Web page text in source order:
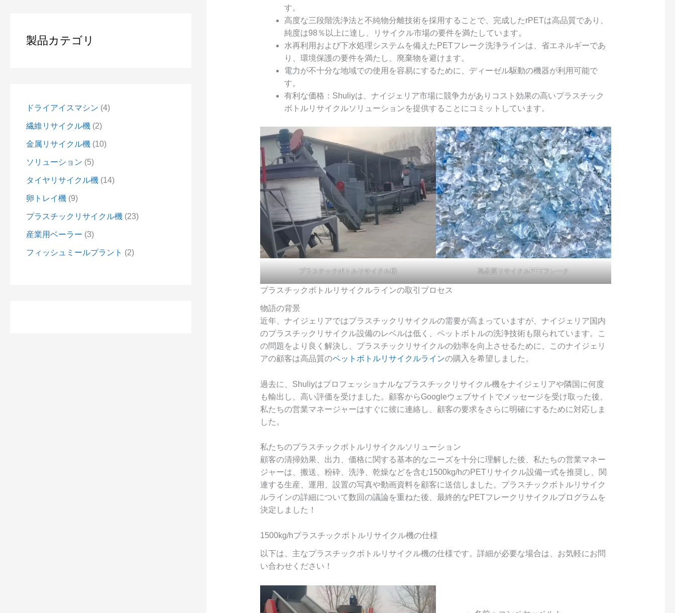
製品カテゴリ
ドライアイスマシン 4
繊維リサイクル機 2
金属リサイクル機 10
ソリューション 5
タイヤリサイクル機 14
卵トレイ機 9
プラスチックリサイクル機 23
産業用ベーラー 3
フィッシュミールプラント 2
す。
高度な三段階洗浄法と不純物分離技術を採用することで、完成したrPETは高品質であり、
純度は98％以上に達し、リサイクル市場の要件を満たしています。
水再利用および下水処理システムを備えたPETフレーク洗浄ラインは、省エネルギーであ
り、環境保護の要件を満たし、廃棄物を避けます。
電力が不十分な地域での使用を容易にするために、ディーゼル駆動の機器が利用可能で
す。
有利な価格：Shuliyは、ナイジェリア市場に競争力がありコスト効果の高いプラスチック
ボトルリサイクルソリューションを提供することにコミットしています。
プラスチックボトルリサイクル機 高品質リサイクルPETフレーク
プラスチックボトルリサイクルラインの取引プロセス
物語の背景
近年、ナイジェリアではプラスチックリサイクルの需要が高まっていますが、ナイジェリア国内
のプラスチックリサイクル設備のレベルは低く、ペットボトルの洗浄技術も限られています。こ
の問題をより良く解決し、プラスチックリサイクルの効率を向上させるために、このナイジェリ
アの顧客は高品質のペットボトルリサイクルラインの購入を希望しました。
過去に、Shuliyはプロフェッショナルなプラスチックリサイクル機をナイジェリアや隣国に何度
も輸出し、高い評価を受けました。顧客からGoogleウェブサイトでメッセージを受け取った後、
私たちの営業マネージャーはすぐに彼に連絡し、顧客の要求をさらに明確にするために対応しま
した。
私たちのプラスチックボトルリサイクルソリューション
顧客の清掃効果、出力、価格に関する基本的なニーズを十分に理解した後、私たちの営業マネー
ジャーは、搬送、粉砕、洗浄、乾燥などを含む1500kg/hのPETリサイクル設備一式を推奨し、関
連する生産、運用、設置の写真や動画資料を顧客に送信しました。プラスチックボトルリサイク
ルラインの詳細について数回の議論を重ねた後、最終的なPETフレークリサイクルプログラムを
決定しました！
1500kg/hプラスチックボトルリサイクル機の仕様
以下は、主なプラスチックボトルリサイクル機の仕様です。詳細が必要な場合は、お気軽にお問
い合わせください！